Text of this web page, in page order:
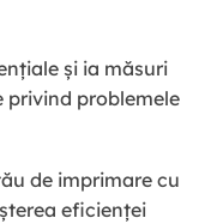
și ia măsuri
problemele
de imprimare cu
eficienței